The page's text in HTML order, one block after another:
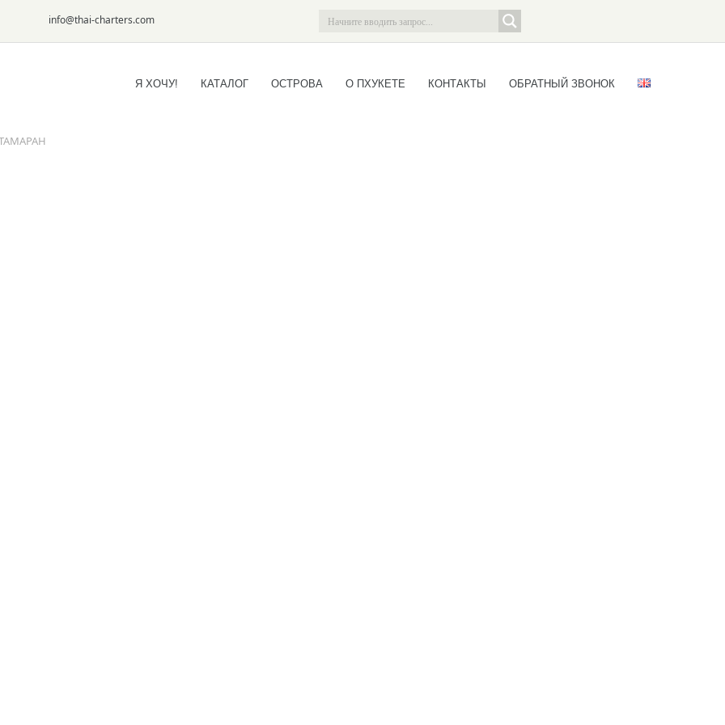
info@thai-charters.com
Я ХОЧУ! КАТАЛОГ ОСТРОВА О ПХУКЕТЕ КОНТАКТЫ ОБРАТНЫЙ ЗВОНОК